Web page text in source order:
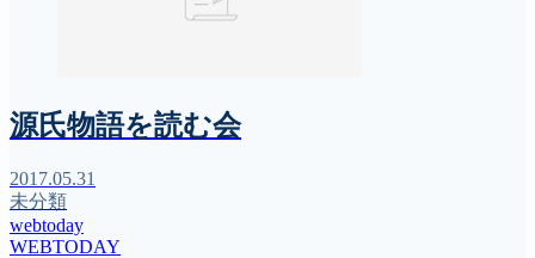
源氏物語を読む会
2017.05.31
未分類
webtoday
WEBTODAY